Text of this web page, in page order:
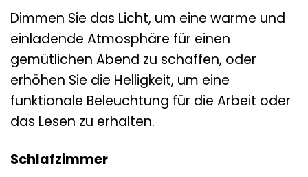
Dimmen Sie das Licht, um eine warme und
einladende Atmosphäre für einen
gemütlichen Abend zu schaffen, oder
erhöhen Sie die Helligkeit, um eine
funktionale Beleuchtung für die Arbeit oder
das Lesen zu erhalten.
Schlafzimmer